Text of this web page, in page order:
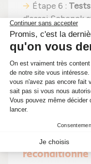
Étape 6 :
d'essai Schenck
En choisissant
,
même puissance
économique
un choix
? Optimisez
🔧 Pourquoi
reconditionné